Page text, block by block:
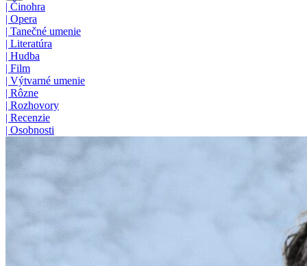
| Činohra
| Opera
| Tanečné umenie
| Literatúra
| Hudba
| Film
| Výtvarné umenie
| Rôzne
| Rozhovory
| Recenzie
| Osobnosti